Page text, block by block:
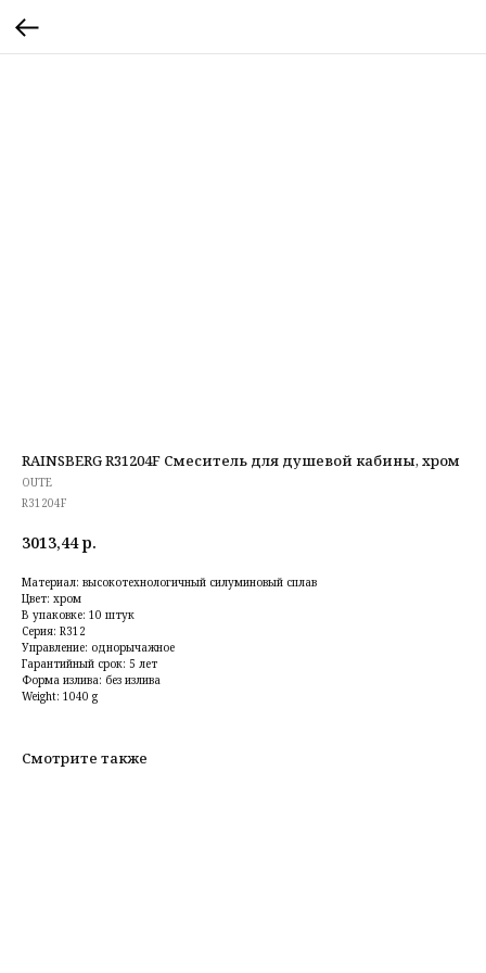
RAINSBERG R31204F Смеситель для душевой кабины, хром
OUTE
R31204F
3013,44 р.
Материал: высокотехнологичный силуминовый сплав
Цвет: хром
В упаковке: 10 штук
Серия: R312
Управление: однорычажное
Гарантийный срок: 5 лет
Форма излива: без излива
Weight: 1040 g
Смотрите также